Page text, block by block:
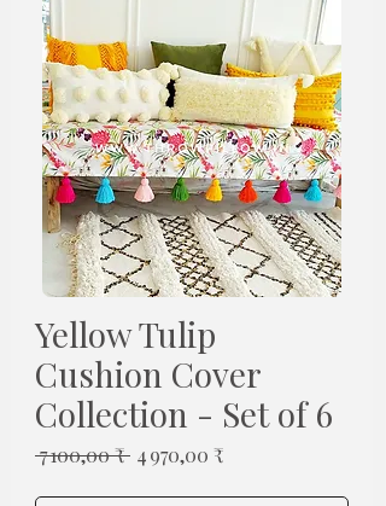
Yellow Tulip
Cushion Cover
Collection - Set of 6
7 100,00 ₹ Prix
4 970,00 ₹